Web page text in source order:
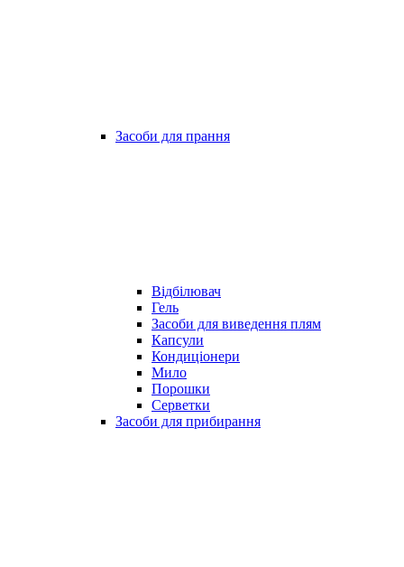
Засоби для прання
Відбілювач
Гель
Засоби для виведення плям
Капсули
Кондиціонери
Мило
Порошки
Серветки
Засоби для прибирання